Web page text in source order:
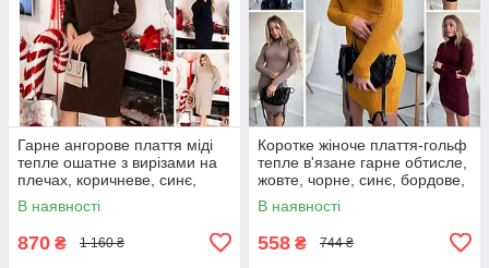
Гарне ангорове плаття міді
тепле ошатне з вирізами на
плечах, коричневе, синє,
чорне, бежеве
В наявності
870 ₴ 1 160 ₴
Коротке жіноче плаття-гольф
тепле в'язане гарне обтисле,
жовте, чорне, синє, бордове,
капучино
В наявності
558 ₴ 744 ₴